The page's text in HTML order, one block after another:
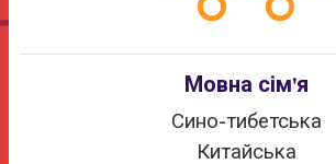
Мовна сім'я
Сино-тибетська
Китайська